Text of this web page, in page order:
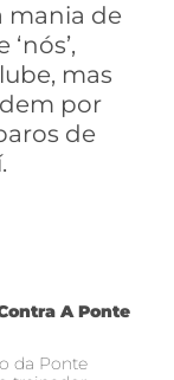
mania de
mas
por
de
A Ponte
da Ponte